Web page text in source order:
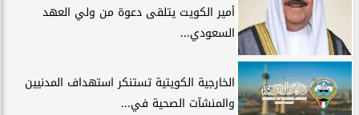
أمير الكويت يتلقى دعوة من ولي العهد
السعودي...
الخارجية الكويتية تستنكر استهداف المدنيين
والمنشآت الصحية في...